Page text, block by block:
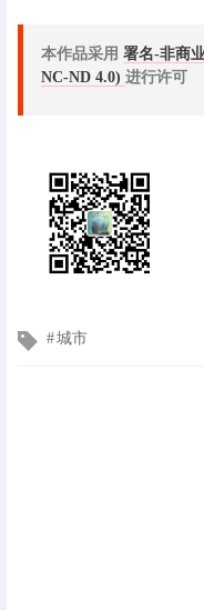
本作品采用 署名-非商
NC-ND 4.0) 进行许可
文城市